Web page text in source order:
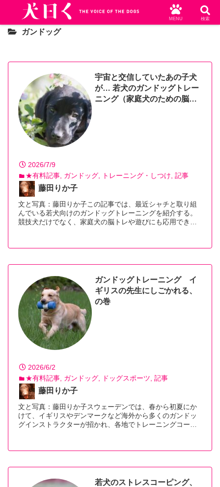
ガンドッグ
宇宙と交信していたあの子犬
が… 若犬のガンドッグトレー
ニング（家庭犬のための脳ト
2026/7/9
★有料記事 ガンドッグ トレーニング・しつけ 記事
藤田りか子
文と写真：藤田りか子この記事では、最近シャチと取り組
んでいる若犬向けのガンドッグトレーニングを紹介する。
競技犬だけでなく、家庭犬の脳トレや遊びにも応用でき…
ガンドッグトレーニング イ
ギリスの先生にしごかれる、
の巻
2026/6/2
★有料記事 ガンドッグ ドッグスポーツ 記事
藤田りか子
文と写真：藤田りか子スウェーデンでは、春から初夏にか
けて、イギリスやデンマークなど海外から多くのガンドッ
グインストラクターが招かれ、各地でトレーニングコー…
若犬のストレスコーピング、
MENU 検索